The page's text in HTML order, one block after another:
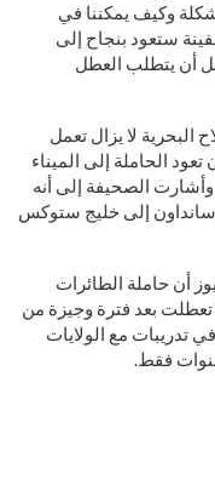
وكيف يمكننا في
ستعود بنجاح إلى
أن يتطلب العطل
البحرية لا يزال تعمل
الحاملة إلى الميناء
الصحيفة إلى أنه
إلى خليج ستوكس
أن حاملة الطائرات
البريطانية الجديدة HMS Prince of Wales تعطلت بعد فترة وجيزة من
تدريبات مع الولايات
فقط.